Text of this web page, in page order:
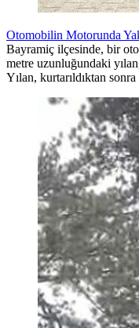
Otomobilin Motorunda
Bayramiç ilçesinde, bir
metre uzunluğundaki
Yılan, kurtarıldıktan sonra